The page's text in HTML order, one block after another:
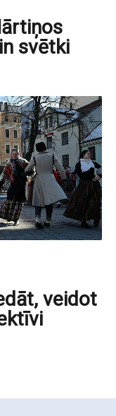
svētki
veidot